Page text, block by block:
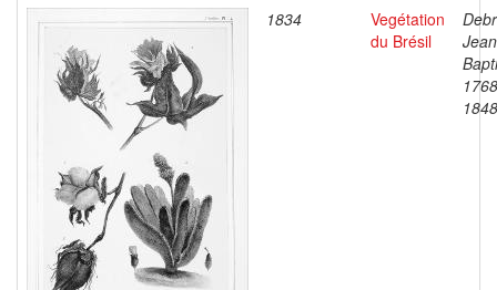
1834
Vegétation
du Brésil
Jean
1848